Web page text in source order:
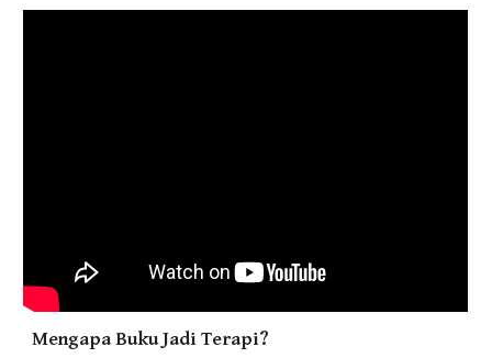
Mengapa Buku Jadi Terapi?